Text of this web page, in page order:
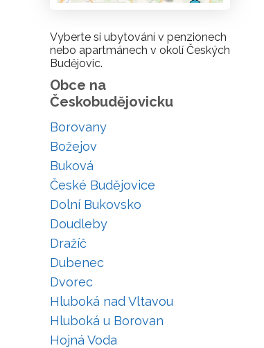
Vyberte si ubytování v penzionech
nebo apartmánech v okolí Českých
Budějovic.
Obce na
Českobudějovicku
Borovany
Božejov
Buková
České Budějovice
Dolní Bukovsko
Doudleby
Dražíč
Dubenec
Dvorec
Hluboká nad Vltavou
Hluboká u Borovan
Hojná Voda